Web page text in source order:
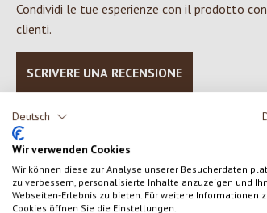
Deutsch
Wir verwenden Cookies
Wir können diese zur Analyse unserer Besucherdaten
zu verbessern, personalisierte Inhalte anzuzeigen und
Webseiten-Erlebnis zu bieten. Für weitere Informationen
Cookies öffnen Sie die Einstellungen.
Condividi le tue esperienze con il prodotto
clienti.
SCRIVERE UNA RECENSIONE
Salta la galleria dei prodotti